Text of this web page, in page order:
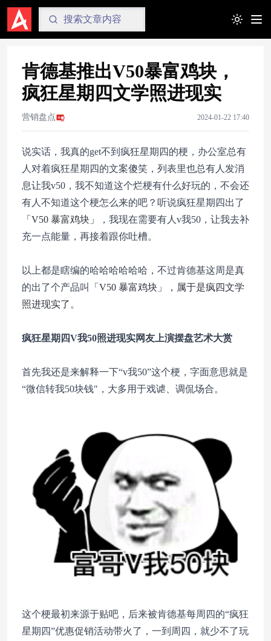
Toggle
肯德基推出V50暴富鸡块，
疯狂星期四文学照进现实
营销盘点 2024-01-22 17:40
说实话，我真的get不到疯狂星期四的梗，办公室总有
人对着疯狂星期四的文案傻笑，列表里也总有人发消
息让我v50，我不知道这个烂梗有什么好玩的，不会还
有人不知道这个梗怎么来的吧？听说疯狂星期四出了
「V50 暴富鸡块」
，我现在需要有人v我50，让我去补
充一点能量，再接着跟你吐槽。
以上都是瞎编的哈哈哈哈哈哈，不过肯德基这周是真
的出了个产品叫
「V50 暴富鸡块」，属于是疯四文学
照进现实了 。
疯狂星期四V我50照进现实网友上演摆盘艺术大赏
首先我还是来解释一下“v我50”这个梗，字面意思就是
“微信转我50块钱"，大多用于戏谑、调侃场合。
这个梗最初来源于贴吧，后来被肯德基每周四的“疯狂
星期四”优惠促销活动带火了，一到周四，就少不了玩